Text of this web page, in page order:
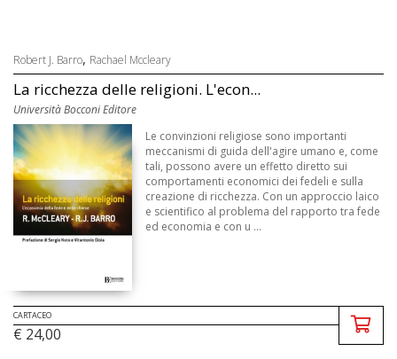
Robert J. Barro, Rachael Mccleary
La ricchezza delle religioni. L'econ...
Università Bocconi Editore
Le convinzioni religiose sono importanti
meccanismi di guida dell'agire umano e, come
tali, possono avere un effetto diretto sui
comportamenti economici dei fedeli e sulla
creazione di ricchezza. Con un approccio laico
e scientifico al problema del rapporto tra fede
ed economia e con u ...
CARTACEO
€ 24,00